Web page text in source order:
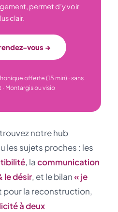
permet d’y voir
clair.
vous →
offerte (15 min) · sans
Montargis ou visio
notre hub
les sujets proches : les
, lacommunication
le désir, et le bilan« je
pour la reconstruction,
à deux